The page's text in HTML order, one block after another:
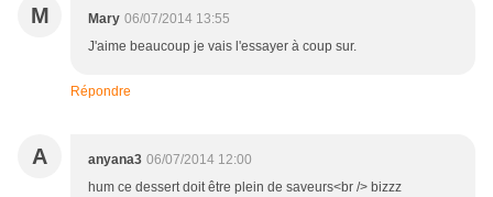
M Mary 06/07/2014 13:55
J'aime beaucoup je vais l'essayer à coup sur.
Répondre
A anyana3 06/07/2014 12:00
hum ce dessert doit être plein de saveurs<br /> bizzz